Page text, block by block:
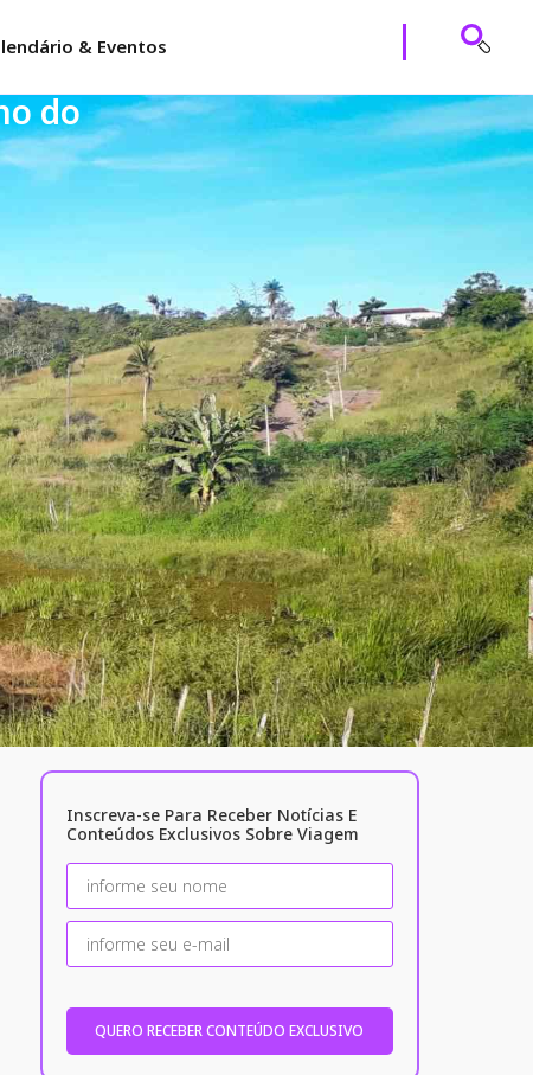
& Eventos
do
Inscreva-se Para Receber Notícias E
Conteúdos Exclusivos Sobre Viagem